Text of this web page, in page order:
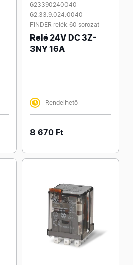
623390240040
62.33.9.024.0040
FINDER relék 60 sorozat
Relé 24V DC 3Z-
3NY 16A
Rendelhető
8 670 Ft